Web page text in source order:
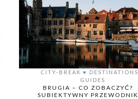
CITY-BREAK ♥️ DESTINATIONS
GUIDES
BRUGIA – CO ZOBACZYĆ?
SUBIEKTYWNY PRZEWODNIK